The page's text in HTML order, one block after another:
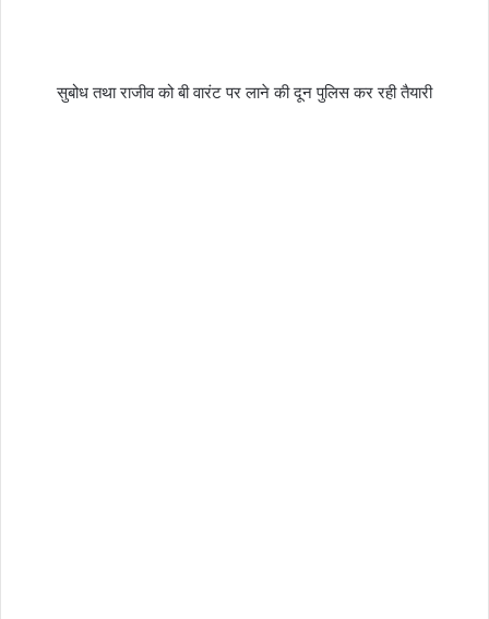
सुबोध तथा राजीव को बी वारंट पर लाने की दून पुलिस कर रही तैयारी